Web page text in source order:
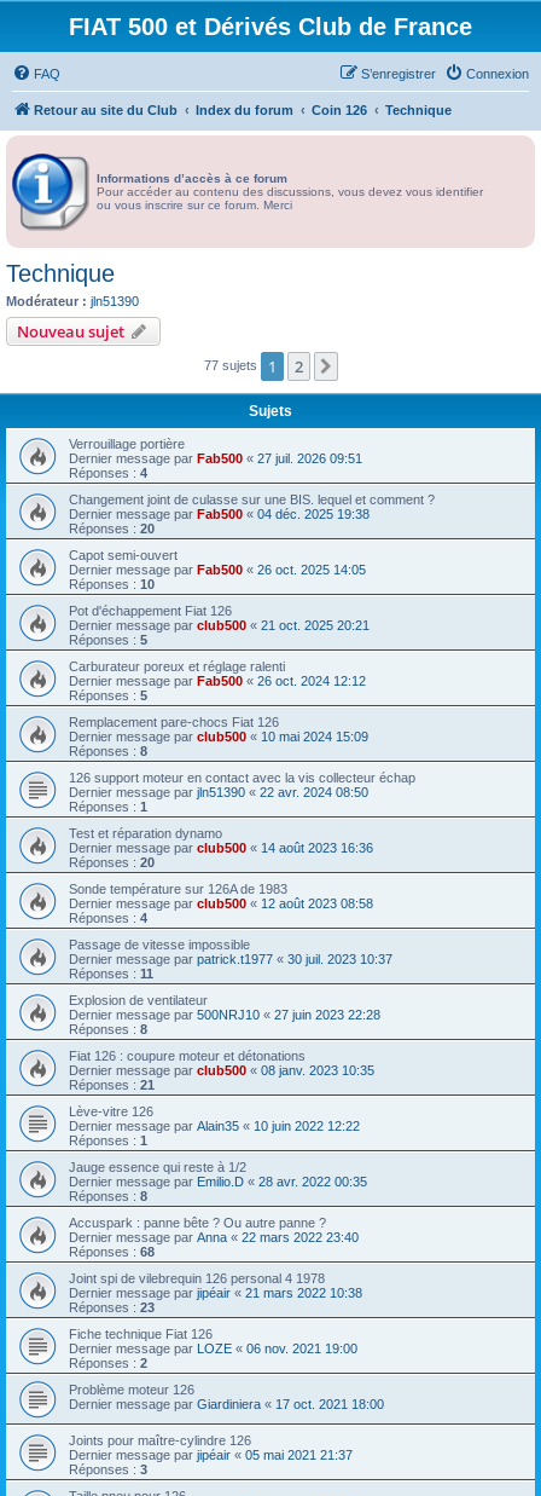
FIAT 500 et Dérivés Club de France
FAQ Connexion
S’enregistrer
Retour au site du Club Index du forum Coin 126 Technique
Informations d’accès à ce forum
Pour accéder au contenu des discussions, vous devez vous identifier
ou vous inscrire sur ce forum. Merci
Technique
Modérateur : jln51390
Nouveau sujet
77 sujets 1 2
Sujets
Verrouillage portière
Dernier message par Fab500 « 27 juil. 2026 09:51
Réponses : 4
Changement joint de culasse sur une BIS. lequel et comment ?
Dernier message par Fab500 « 04 déc. 2025 19:38
Réponses : 20
Capot semi-ouvert
Dernier message par Fab500 « 26 oct. 2025 14:05
Réponses : 10
Pot d'échappement Fiat 126
Dernier message par club500 « 21 oct. 2025 20:21
Réponses : 5
Carburateur poreux et réglage ralenti
Dernier message par Fab500 « 26 oct. 2024 12:12
Réponses : 5
Remplacement pare-chocs Fiat 126
Dernier message par club500 « 10 mai 2024 15:09
Réponses : 8
126 support moteur en contact avec la vis collecteur échap
Dernier message par jln51390 « 22 avr. 2024 08:50
Réponses : 1
Test et réparation dynamo
Dernier message par club500 « 14 août 2023 16:36
Réponses : 20
Sonde température sur 126A de 1983
Dernier message par club500 « 12 août 2023 08:58
Réponses : 4
Passage de vitesse impossible
Dernier message par patrick.t1977 « 30 juil. 2023 10:37
Réponses : 11
Explosion de ventilateur
Dernier message par 500NRJ10 « 27 juin 2023 22:28
Réponses : 8
Fiat 126 : coupure moteur et détonations
Dernier message par club500 « 08 janv. 2023 10:35
Réponses : 21
Lève-vitre 126
Dernier message par Alain35 « 10 juin 2022 12:22
Réponses : 1
Jauge essence qui reste à 1/2
Dernier message par Emilio.D « 28 avr. 2022 00:35
Réponses : 8
Accuspark : panne bête ? Ou autre panne ?
Dernier message par Anna « 22 mars 2022 23:40
Réponses : 68
Joint spi de vilebrequin 126 personal 4 1978
Dernier message par jipéair « 21 mars 2022 10:38
Réponses : 23
Fiche technique Fiat 126
Dernier message par LOZE « 06 nov. 2021 19:00
Réponses : 2
Problème moteur 126
Dernier message par Giardiniera « 17 oct. 2021 18:00
Joints pour maître-cylindre 126
Dernier message par jipéair « 05 mai 2021 21:37
Réponses : 3